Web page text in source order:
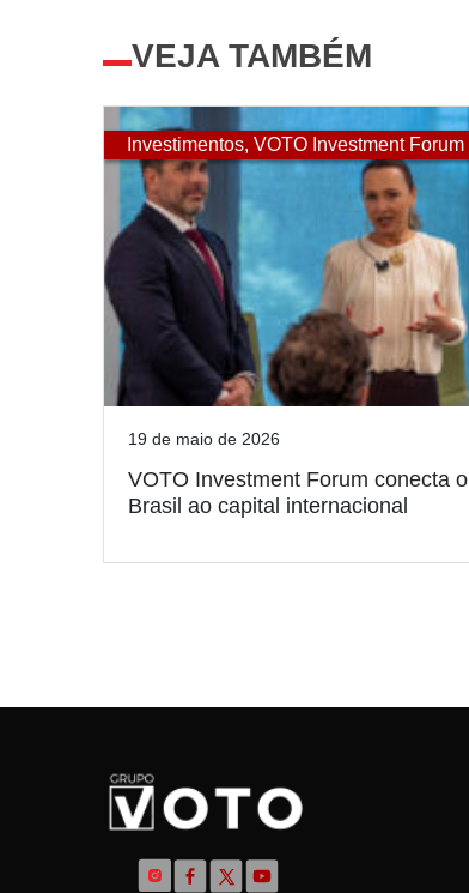
VEJA TAMBÉM
Investimentos, VOTO Investment Forum
19 de maio de 2026
VOTO Investment Forum conecta o
Brasil ao capital internacional